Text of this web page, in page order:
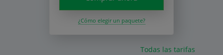
¿Cómo elegir un paquete?
Todas las tarifas